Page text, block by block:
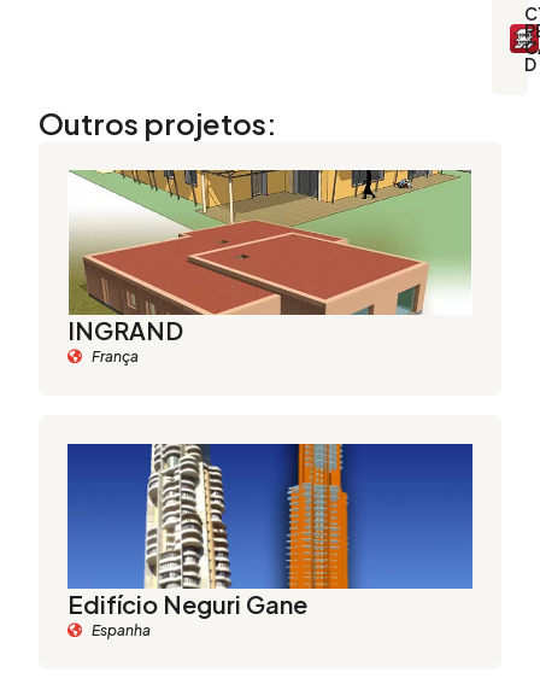
D
Outros projetos:
INGRAND
França
Edifício Neguri Gane
Espanha